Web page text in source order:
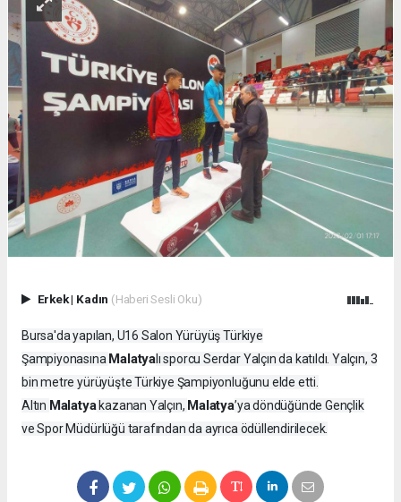
Erkek| Kadın (Haberi Sesli Oku)
Bursa'da yapılan, U16 Salon Yürüyüş Türkiye
Şampiyonasına Malatyalı sporcu Serdar Yalçın da katıldı. Yalçın, 3
bin metre yürüyüşte Türkiye Şampiyonluğunu elde etti.
Altın Malatyakazanan Yalçın, Malatya’ya döndüğünde Gençlik
ve Spor Müdürlüğü tarafından da ayrıca ödüllendirilecek.